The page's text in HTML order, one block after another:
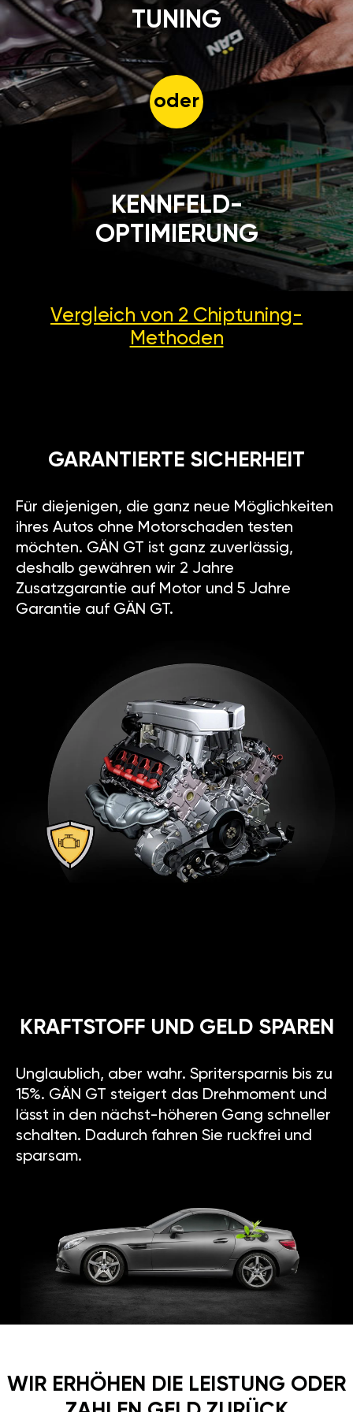
TUNING
oder
KENNFELD-
OPTIMIERUNG
Vergleich von 2 Chiptuning-
Methoden
GARANTIERTE SICHERHEIT
Für diejenigen, die ganz neue Möglichkeiten
ihres Autos ohne Motorschaden testen
möchten. GÄN GT ist ganz zuverlässig,
deshalb gewähren wir 2 Jahre
Zusatzgarantie auf Motor und 5 Jahre
Garantie auf GÄN GT.
KRAFTSTOFF UND GELD SPAREN
Unglaublich, aber wahr. Spritersparnis bis zu
15%. GÄN GT steigert das Drehmoment und
lässt in den nächst-höheren Gang schneller
schalten. Dadurch fahren Sie ruckfrei und
sparsam.
WIR ERHÖHEN DIE LEISTUNG ODER